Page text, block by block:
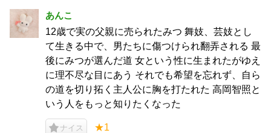
あんこ
12歳で実の父親に売られたみつ 舞妓、芸妓とし
て生きる中で、男たちに傷つけられ翻弄される 最
後にみつが選んだ道 女という性に生まれたがゆえ
に理不尽な目にあう それでも希望を忘れず、自ら
の道を切り拓く主人公に胸を打たれた 高岡智照と
いう人をもっと知りたくなった
ナイス ★1